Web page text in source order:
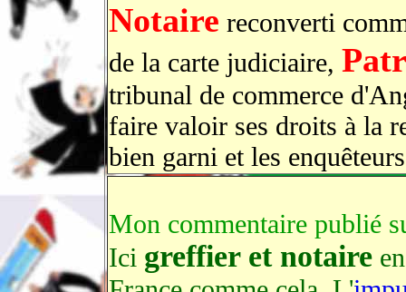
Notaire reconverti
de la carte judiciaire,
tribunal de commerce
faire valoir ses droits à la
bien garni et les
Mon commentaire publié
Ici greffier et notaire